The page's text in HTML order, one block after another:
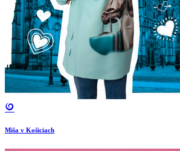
Miša v Košiciach